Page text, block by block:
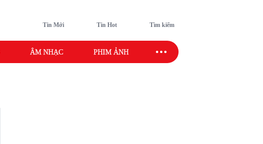
Tin Mới Tin Hot Tìm kiếm
ÂM NHẠC PHIM ẢNH SAO SPORT